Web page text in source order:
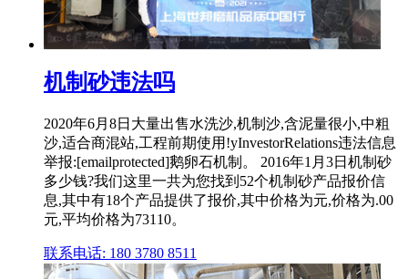
机制砂违法吗
2020年6月8日大量出售水洗沙,机制沙,含泥量很小,中粗
沙,适合商混站,工程前期使用!yInvestorRelations违法信息
举报:[emailprotected]鹅卵石机制。 2016年1月3日机制砂
多少钱?我们这里一共为您找到52个机制砂产品报价信
息,其中有18个产品提供了报价,其中价格为元,价格为.00
元,平均价格为73110。
联系电话: 180 3780 8511